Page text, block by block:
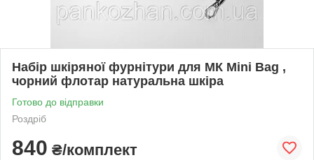
Набір шкіряної фурнітури для МК Mini Bag ,
чорний флотар натуральна шкіра
Готово до відправки
Роздріб
840 ₴/комплект